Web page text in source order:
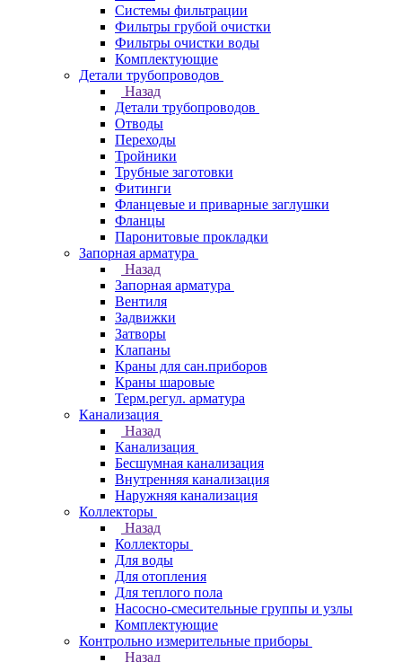
Системы фильтрации
Фильтры грубой очистки
Фильтры очистки воды
Комплектующие
Детали трубопроводов
Назад
Детали трубопроводов
Отводы
Переходы
Тройники
Трубные заготовки
Фитинги
Фланцевые и приварные заглушки
Фланцы
Паронитовые прокладки
Запорная арматура
Назад
Запорная арматура
Вентиля
Задвижки
Затворы
Клапаны
Краны для сан.приборов
Краны шаровые
Терм.регул. арматура
Канализация
Назад
Канализация
Бесшумная канализация
Внутренняя канализация
Наружняя канализация
Коллекторы
Назад
Коллекторы
Для воды
Для отопления
Для теплого пола
Насосно-смесительные группы и узлы
Комплектующие
Контрольно измерительные приборы
Назад